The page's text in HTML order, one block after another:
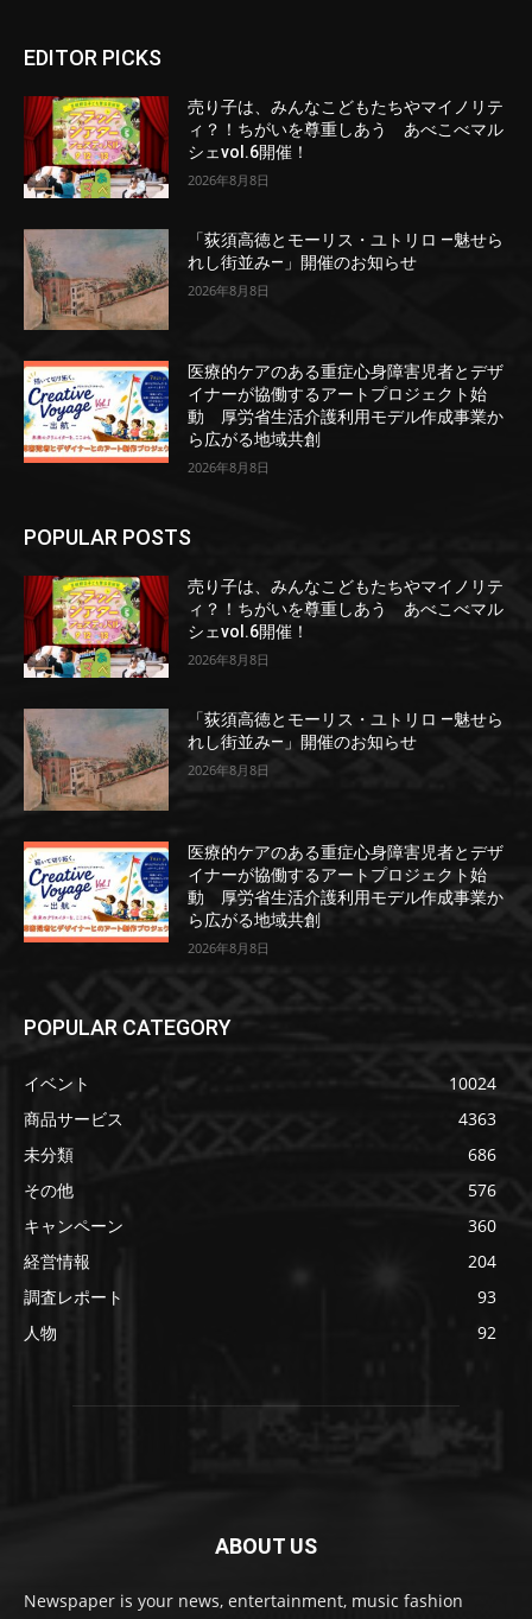
EDITOR PICKS
売り子は、みんなこどもたちやマイノリテ
ィ？！ちがいを尊重しあう あべこべマル
シェvol.6開催！
2026年8月8日
「荻須高徳とモーリス・ユトリロ ―魅せら
れし街並み―」開催のお知らせ
2026年8月8日
医療的ケアのある重症心身障害児者とデザ
イナーが協働するアートプロジェクト始
動 厚労省生活介護利用モデル作成事業か
ら広がる地域共創
2026年8月8日
POPULAR POSTS
売り子は、みんなこどもたちやマイノリテ
ィ？！ちがいを尊重しあう あべこべマル
シェvol.6開催！
2026年8月8日
「荻須高徳とモーリス・ユトリロ ―魅せら
れし街並み―」開催のお知らせ
2026年8月8日
医療的ケアのある重症心身障害児者とデザ
イナーが協働するアートプロジェクト始
動 厚労省生活介護利用モデル作成事業か
ら広がる地域共創
2026年8月8日
POPULAR CATEGORY
イベント
10024
商品サービス
4363
未分類
686
その他
576
キャンペーン
360
経営情報
204
調査レポート
93
人物
92
ABOUT US
Newspaper is your news, entertainment, music fashion